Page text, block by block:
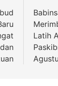
Latih